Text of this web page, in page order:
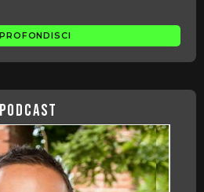
podcast